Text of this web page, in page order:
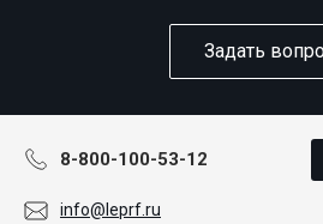
Задать
8-800-100-53-12
info@leprf.ru